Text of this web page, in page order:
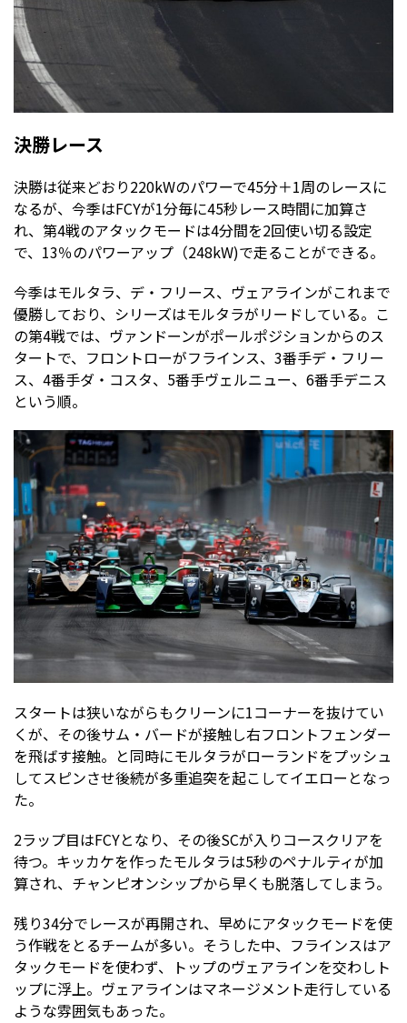
決勝レース
決勝は従来どおり220kWのパワーで45分＋1周のレースに
なるが、今季はFCYが1分毎に45秒レース時間に加算さ
れ、第4戦のアタックモードは4分間を2回使い切る設定
で、13％のパワーアップ（248kW)で走ることができる。
今季はモルタラ、デ・フリース、ヴェアラインがこれまで
優勝しており、シリーズはモルタラがリードしている。こ
の第4戦では、ヴァンドーンがポールポジションからのス
タートで、フロントローがフラインス、3番手デ・フリー
ス、4番手ダ・コスタ、5番手ヴェルニュー、6番手デニス
という順。
スタートは狭いながらもクリーンに1コーナーを抜けてい
くが、その後サム・バードが接触し右フロントフェンダー
を飛ばす接触。と同時にモルタラがローランドをプッシュ
してスピンさせ後続が多重追突を起こしてイエローとなっ
た。
2ラップ目はFCYとなり、その後SCが入りコースクリアを
待つ。キッカケを作ったモルタラは5秒のペナルティが加
算され、チャンピオンシップから早くも脱落してしまう。
残り34分でレースが再開され、早めにアタックモードを使
う作戦をとるチームが多い。そうした中、フラインスはア
タックモードを使わず、トップのヴェアラインを交わしト
ップに浮上。ヴェアラインはマネージメント走行している
ような雰囲気もあった。